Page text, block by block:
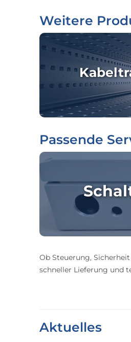
Weitere
Passende
Ob Steuerung,
schneller Lieferung und
Aktuelles